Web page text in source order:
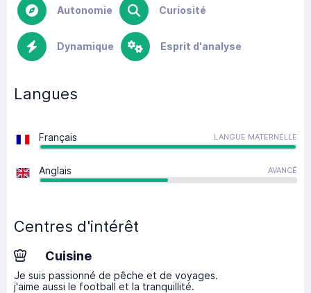
Autonomie Curiosité
Dynamique Esprit d'analyse
Langues
Français LANGUE MATERNELLE
Anglais AVANCÉ
Centres d'intérêt
Cuisine
Je suis passionné de pêche et de voyages.
j'aime aussi le football et la tranquillité.